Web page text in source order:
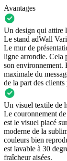
Avantages
Un design qui attire
Le stand adWall
Le mur de
ligne arrondie. Cela
son environnement.
maximale du
de la part des clients
Un visuel textile de
Le couronnement
est le visuel placé
moderne de la
couleurs bien
est lavable à 30
fraîcheur aisées.